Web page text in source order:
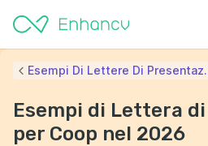
Esempi Di Lettere Di
Esempi di Lettera
per Coop nel 2026